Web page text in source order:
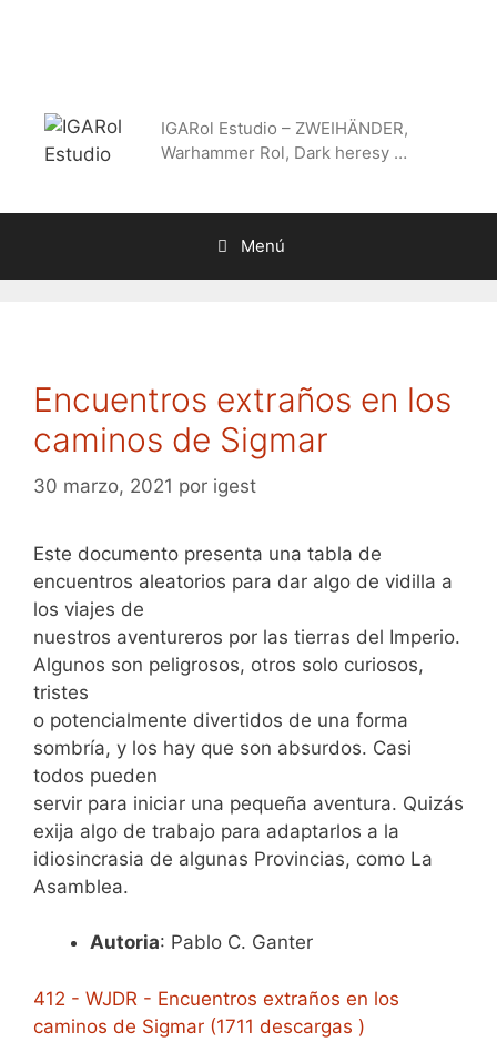
IGARol Estudio – ZWEIHÄNDER,
Warhammer Rol, Dark heresy …
Menú
Encuentros extraños en los
caminos de Sigmar
30 marzo, 2021 por igest
Este documento presenta una tabla de
encuentros aleatorios para dar algo de vidilla a
los viajes de
nuestros aventureros por las tierras del Imperio.
Algunos son peligrosos, otros solo curiosos,
tristes
o potencialmente divertidos de una forma
sombría, y los hay que son absurdos. Casi
todos pueden
servir para iniciar una pequeña aventura. Quizás
exija algo de trabajo para adaptarlos a la
idiosincrasia de algunas Provincias, como La
Asamblea.
Autoria: Pablo C. Ganter
412 - WJDR - Encuentros extraños en los
caminos de Sigmar (1711 descargas )